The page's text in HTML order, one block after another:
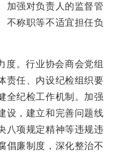
加强对负责人的监督管
不称职等不适宜担任负
度。行业协会商会党组
责任、内设纪检组织要
全纪检工作机制。加强
设，建立和完善问题线
八项规定精神等违规违
倡廉制度，深化整治不